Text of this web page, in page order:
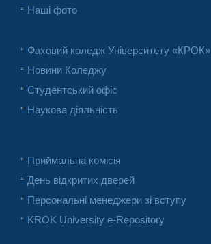
Наші фото
Фаховий коледж Університету «КРОК»
Новини Коледжу
Студентський офіс
Наукова діяльність
Приймальна комісія
День відкритих дверей
Персональні менеджери зі вступу
KROK University e-Repository